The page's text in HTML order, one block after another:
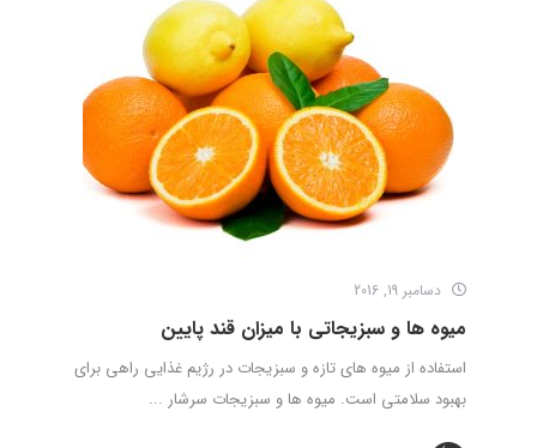
دسامبر 19, 2016
میوه ها و سبزیجاتی با میزان قند پایین
استفاده از میوه های تازه و سبزیجات در رژیم غذایی راهی برای
بهبود سلامتی است. میوه ها و سبزیجات سرشار ...